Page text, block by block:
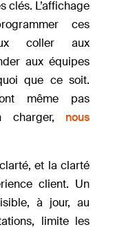
clés. L’affichage
ces
coller aux
aux équipes
que ce soit.
même pas
charger, nous
et la clarté
client. Un
à jour, au
limite les